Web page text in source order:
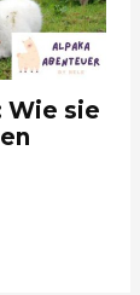
Wie sie